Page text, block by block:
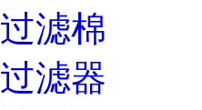
过滤棉
过滤器